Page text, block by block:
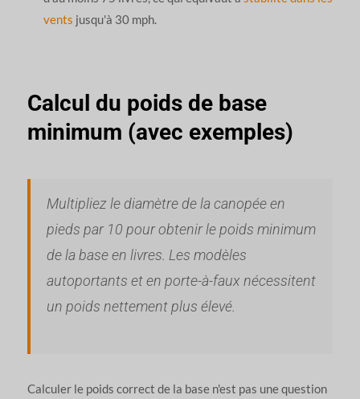
vents jusqu'à 30 mph.
Calcul du poids de base
minimum (avec exemples)
Multipliez le diamètre de la canopée en
pieds par 10 pour obtenir le poids minimum
de la base en livres. Les modèles
autoportants et en porte-à-faux nécessitent
un poids nettement plus élevé.
Calculer le poids correct de la base n'est pas une question